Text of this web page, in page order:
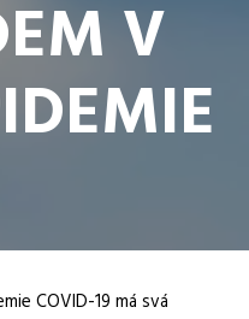
V
COVID-19 má svá